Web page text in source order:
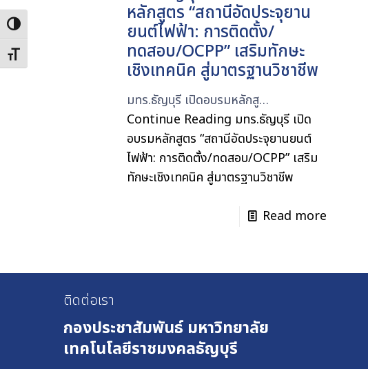
Toggle High Contrast
Toggle Font size
หลักสูตร “สถานีอัดประจุยาน
ยนต์ไฟฟ้า: การติดตั้ง/
ทดสอบ/OCPP” เสริมทักษะ
เชิงเทคนิค สู่มาตรฐานวิชาชีพ
มทร.ธัญบุรี เปิดอบรมหลักสู…
Continue Reading มทร.ธัญบุรี เปิด
อบรมหลักสูตร “สถานีอัดประจุยานยนต์
ไฟฟ้า: การติดตั้ง/ทดสอบ/OCPP” เสริม
ทักษะเชิงเทคนิค สู่มาตรฐานวิชาชีพ
Read more
ติดต่อเรา
กองประชาสัมพันธ์ มหาวิทยาลัย
เทคโนโลยีราชมงคลธัญบุรี